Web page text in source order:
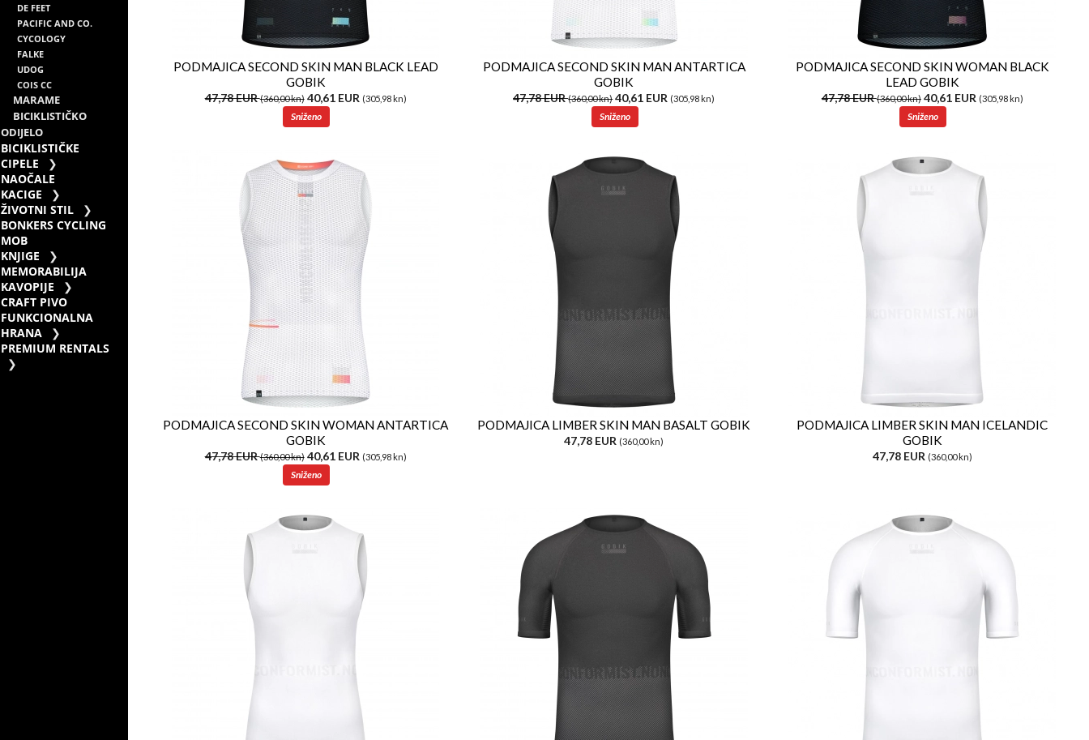
DE FEET
PACIFIC AND CO.
CYCOLOGY
FALKE
UDOG
COIS CC
MARAME
BICIKLISTIČKO
ODIJELO
BICIKLISTIČKE
CIPELE
NAOČALE
KACIGE
ŽIVOTNI STIL
BONKERS CYCLING
MOB
KNJIGE
MEMORABILIJA
KAVOPIJE
CRAFT PIVO
FUNKCIONALNA
HRANA
PREMIUM RENTALS
PODMAJICA SECOND SKIN MAN BLACK LEAD
GOBIK
47,78 EUR(360,00 kn)40,61 EUR (305,98 kn)
Sniženo
PODMAJICA SECOND SKIN MAN ANTARTICA
GOBIK
47,78 EUR(360,00 kn)40,61 EUR (305,98 kn)
Sniženo
PODMAJICA SECOND SKIN WOMAN BLACK
LEAD GOBIK
47,78 EUR(360,00 kn)40,61 EUR (305,98 kn)
Sniženo
PODMAJICA SECOND SKIN WOMAN ANTARTICA
GOBIK
47,78 EUR(360,00 kn)40,61 EUR (305,98 kn)
Sniženo
PODMAJICA LIMBER SKIN MAN BASALT GOBIK
47,78 EUR (360,00 kn)
PODMAJICA LIMBER SKIN MAN ICELANDIC
GOBIK
47,78 EUR (360,00 kn)